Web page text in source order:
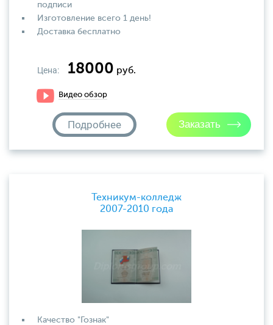
подписи
Изготовление всего 1 день!
Доставка бесплатно
Цена: 18000 руб.
Видео обзор
Подробнее
Техникум-колледж
2007-2010 года
Качество "Гознак"